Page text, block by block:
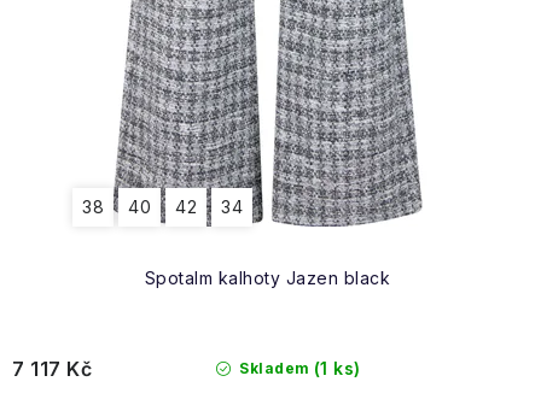
Spotalm kalhoty Jazen black
38 40 42 34
Skladem (1 ks)
7 117 Kč